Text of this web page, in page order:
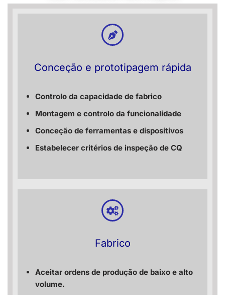
Conceção e prototipagem rápida
Controlo da capacidade de fabrico
Montagem e controlo da funcionalidade
Conceção de ferramentas e dispositivos
Estabelecer critérios de inspeção de CQ
Fabrico
Aceitar ordens de produção de baixo e alto
volume.